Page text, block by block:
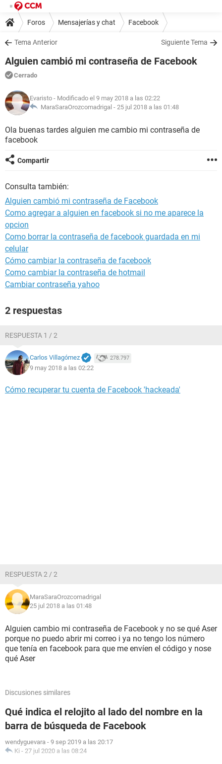
Foros Mensajerías y chat Facebook
Tema Anterior Siguiente Tema
Alguien cambió mi contraseña de Facebook
Cerrado
Evaristo - Modificado el 9 may 2018 a las 02:22
MaraSaraOrozcomadrigal - 25 jul 2018 a las 01:48
Ola buenas tardes alguien me cambio mi contraseña de
facebook
Compartir
Consulta también:
Alguien cambió mi contraseña de Facebook
Como agregar a alguien en facebook si no me aparece la
opcion
Como borrar la contraseña de facebook guardada en mi
celular
Cómo cambiar la contraseña de facebook
Como cambiar la contraseña de hotmail
Cambiar contraseña yahoo
2 respuestas
RESPUESTA 1 / 2
Carlos Villagómez 278.797
9 may 2018 a las 02:22
Cómo recuperar tu cuenta de Facebook 'hackeada'
RESPUESTA 2 / 2
MaraSaraOrozcomadrigal
25 jul 2018 a las 01:48
Alguien cambio mi contraseña de Facebook y no se qué Aser
porque no puedo abrir mi correo i ya no tengo los número
que tenía en facebook para que me envíen el código y nose
qué Aser
Discusiones similares
Qué indica el relojito al lado del nombre en la
barra de búsqueda de Facebook
wendyguevara - 9 sep 2019 a las 20:17
Ki - 27 jul 2020 a las 08:24